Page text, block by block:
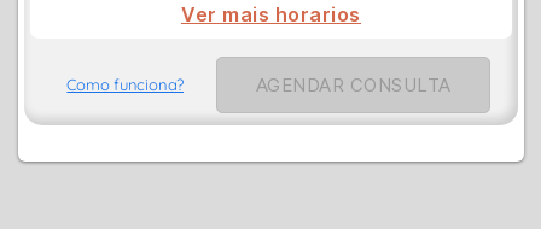
Ver mais horarios
Como funciona? AGENDAR CONSULTA